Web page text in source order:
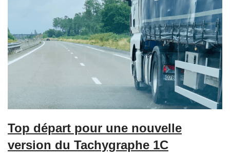
Top départ pour une nouvelle
version du Tachygraphe 1C